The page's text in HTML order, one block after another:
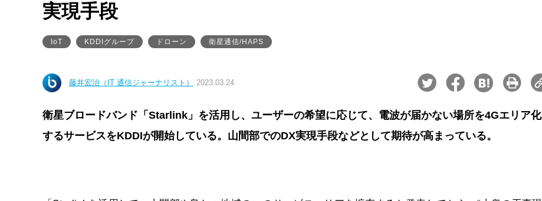
実現手段
IoT KDDIグループ ドローン 衛星通信/HAPS
藤井宏治（IT 通信ジャーナリスト） 2023.03.24
衛星ブロードバンド「Starlink」を活用し、ユーザーの希望に応じて、電波が届かない場所を4Gエリア化
するサービスをKDDIが開始している。山間部でのDX実現手段などとして期待が高まっている。